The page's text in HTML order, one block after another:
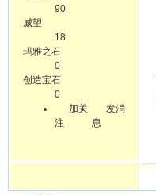
90
威望
18
玛雅之石
0
创造宝石
0
加关
注
发消
息